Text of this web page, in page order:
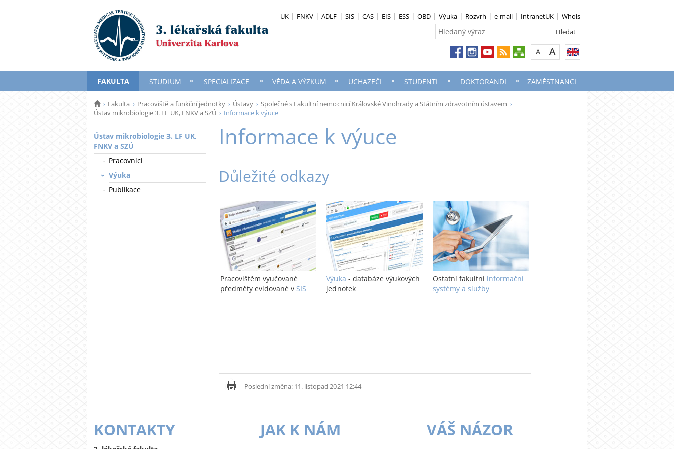
UK FNKV ADLF SIS CAS EIS ESS OBD Výuka Rozvrh e-mail IntranetUK Whois
FAKULTA STUDIUM SPECIALIZACE VĚDA A VÝZKUM UCHAZEČI STUDENTI DOKTORANDI ZAMĚSTNANCI
Fakulta Pracoviště a funkční jednotky Ústavy
Společné s Fakultní nemocnicí Královské Vinohrady a Státním zdravotním ústavem
Ústav mikrobiologie 3. LF UK, FNKV a SZÚ
Informace k výuce
Ústav mikrobiologie 3. LF UK,
FNKV a SZÚ
Pracovníci
Výuka
Publikace
Informace k výuce
Důležité odkazy
Pracovištěm vyučované
předměty evidované v SIS
Výuka - databáze výukových
jednotek
Ostatní fakultní informační
systémy a služby
Poslední změna: 11. listopad 2021 12:44
KONTAKTY JAK K NÁM VÁŠ NÁZOR